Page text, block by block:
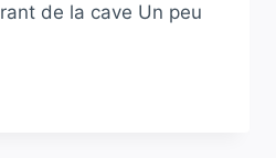
de la cave Un peu